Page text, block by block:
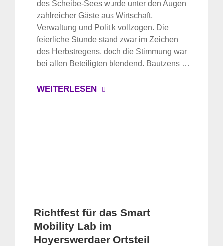
des Scheibe-Sees wurde unter den Augen
zahlreicher Gäste aus Wirtschaft,
Verwaltung und Politik vollzogen. Die
feierliche Stunde stand zwar im Zeichen
des Herbstregens, doch die Stimmung war
bei allen Beteiligten blendend. Bautzens …
WEITERLESEN
Richtfest für das Smart
Mobility Lab im
Hoyerswerdaer Ortsteil